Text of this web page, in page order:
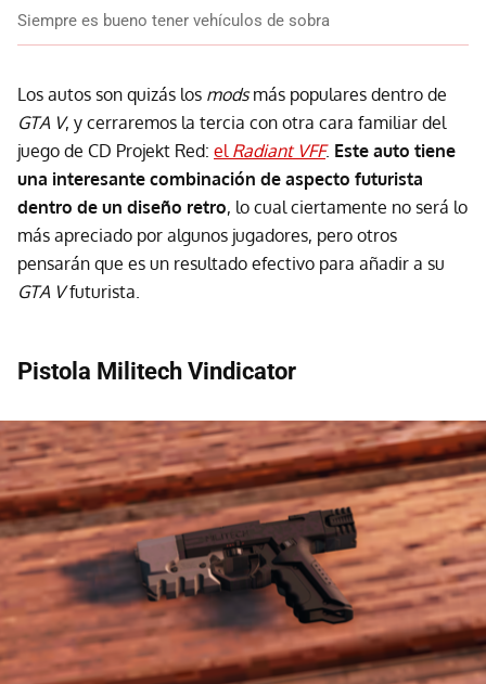
Siempre es bueno tener vehículos de sobra
Los autos son quizás los modsmás populares dentro de
GTA V, y cerraremos la tercia con otra cara familiar del
juego de CD Projekt Red: el Radiant VFF. Este auto tiene
una interesante combinación de aspecto futurista
dentro de un diseño retro, lo cual ciertamente no será lo
más apreciado por algunos jugadores, pero otros
pensarán que es un resultado efectivo para añadir a su
GTA Vfuturista.
Pistola Militech Vindicator